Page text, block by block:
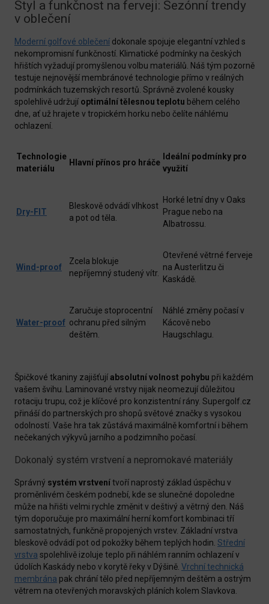
Styl a funkčnost na ferveji: Sezónní trendy
v oblečení
Moderní golfové oblečení dokonale spojuje elegantní vzhled s
nekompromisní funkčností. Klimatické podmínky na českých
hřištích vyžadují promyšlenou volbu materiálů. Náš tým pozorně
testuje nejnovější membránové technologie přímo v reálných
podmínkách tuzemských resortů. Správně zvolené kousky
spolehlivě udržují optimální tělesnou teplotu během celého
dne, ať už hrajete v tropickém horku nebo čelíte náhlému
ochlazení.
Technologie
materiálu
Hlavní přínos pro hráče
Ideální podmínky pro
využití
Dry-FIT
Bleskově odvádí vlhkost
a pot od těla.
Horké letní dny v Oaks
Prague nebo na
Albatrossu.
Wind-proof
Zcela blokuje
nepříjemný studený vítr.
Otevřené větrné ferveje
na Austerlitzu či
Kaskádě.
Water-proof
Zaručuje stoprocentní
ochranu před silným
deštěm.
Náhlé změny počasí v
Kácově nebo
Haugschlagu.
Špičkové tkaniny zajišťujíabsolutní volnost pohybu při každém
vašem švihu. Laminované vrstvy nijak neomezují důležitou
rotaciju trupu, což je klíčové pro konzistentní rány. Supergolf.cz
přináší do partnerských pro shopů světové značky s vysokou
odolností. Vaše hra tak zůstává maximálně komfortní i během
nečekaných výkyvů jarního a podzimního počasí.
Dokonalý systém vrstvení a nepromokavé materiály
Správný systém vrstvenítvoří naprostý základ úspěchu v
proměnlivém českém podnebí, kde se slunečné dopoledne
může na hřišti velmi rychle změnit v deštivý a větrný den. Náš
tým doporučuje pro maximální herní komfort kombinaci tří
samostatných, funkčně propojených vrstev. Základní vrstva
bleskově odvádí pot od pokožky během teplých hodin. Střední
vrstva spolehlivě izoluje teplo při náhlém ranním ochlazení v
údolích Kaskády nebo v korytě řeky v Dýšině. Vrchní technická
membrána pak chrání tělo před nepříjemným deštěm a ostrým
větrem na otevřených moravských pláních kolem Slavkova.